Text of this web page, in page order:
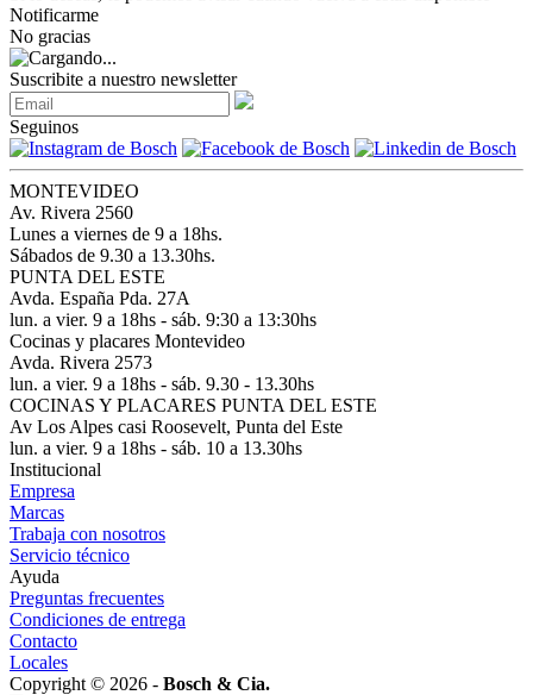
Notificarme
No gracias
Suscribite a nuestro newsletter
Seguinos
MONTEVIDEO
Av. Rivera 2560
Lunes a viernes de 9 a 18hs.
Sábados de 9.30 a 13.30hs.
PUNTA DEL ESTE
Avda. España Pda. 27A
lun. a vier. 9 a 18hs - sáb. 9:30 a 13:30hs
Cocinas y placares Montevideo
Avda. Rivera 2573
lun. a vier. 9 a 18hs - sáb. 9.30 - 13.30hs
COCINAS Y PLACARES PUNTA DEL ESTE
Av Los Alpes casi Roosevelt, Punta del Este
lun. a vier. 9 a 18hs - sáb. 10 a 13.30hs
Institucional
Empresa
Marcas
Trabaja con nosotros
Servicio técnico
Ayuda
Preguntas frecuentes
Condiciones de entrega
Contacto
Locales
Copyright © 2026 - Bosch & Cia.